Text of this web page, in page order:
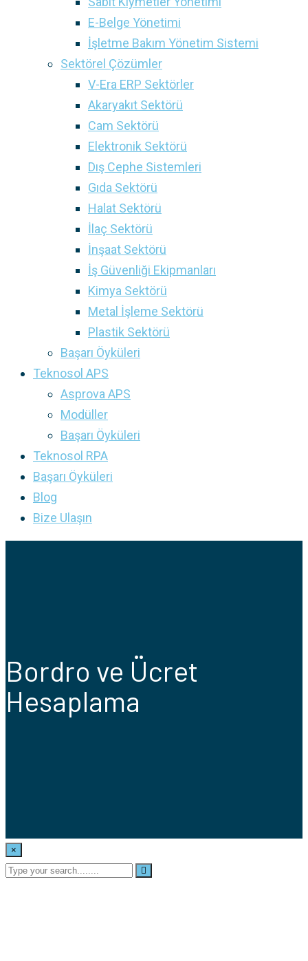
E-Belge Yönetimi
İşletme Bakım Yönetim Sistemi
Sektörel Çözümler
V-Era ERP Sektörler
Akaryakıt Sektörü
Cam Sektörü
Elektronik Sektörü
Dış Cephe Sistemleri
Gıda Sektörü
Halat Sektörü
İlaç Sektörü
İnşaat Sektörü
İş Güvenliği Ekipmanları
Kimya Sektörü
Metal İşleme Sektörü
Plastik Sektörü
Başarı Öyküleri
Teknosol APS
Asprova APS
Modüller
Başarı Öyküleri
Teknosol RPA
Başarı Öyküleri
Blog
Bize Ulaşın
Bordro ve Ücret
Hesaplama
×